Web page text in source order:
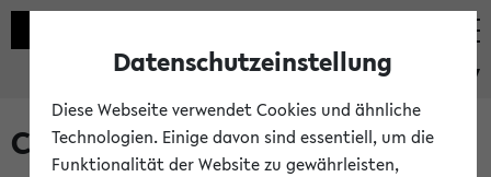
eKVV
Courses taught in English
Datenschutzeinstellung
Diese Webseite verwendet Cookies und ähnliche
Technologien. Einige davon sind essentiell, um die
Funktionalität der Website zu gewährleisten,